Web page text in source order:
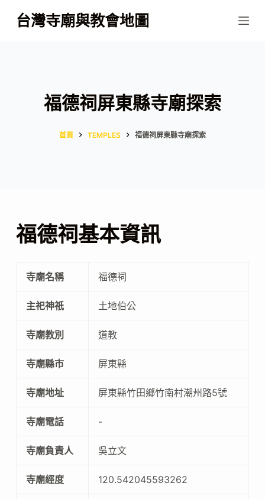
跳
至
台灣寺廟與教會地圖
福德祠屏東縣寺廟探索
首頁 TEMPLES 福德祠屏東縣寺廟探索
福德祠基本資訊
寺廟名稱 福德祠
主祀神祇 土地伯公
寺廟教別 道教
寺廟縣市 屏東縣
寺廟地址 屏東縣竹田鄉竹南村潮州路5號
寺廟電話 -
寺廟負責人 吳立文
寺廟經度 120.542045593262